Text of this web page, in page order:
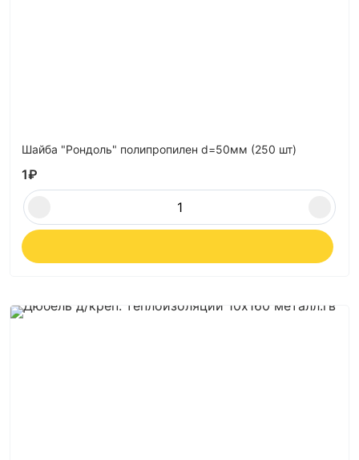
Шайба "Рондоль" полипропилен d=50мм (250 шт)
1₽